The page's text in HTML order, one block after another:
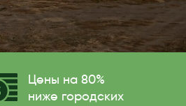
Цены на 80%
ниже городских